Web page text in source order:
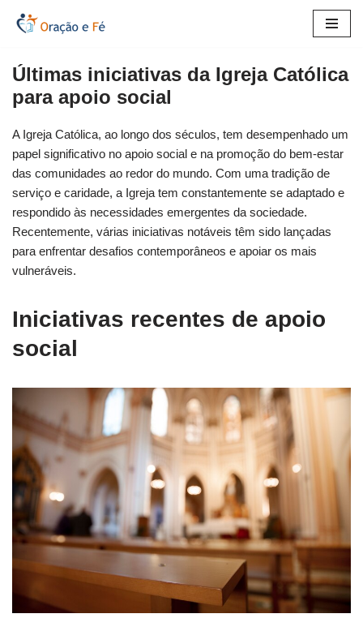
para
o
conteúdo
Últimas iniciativas da Igreja Católica
para apoio social
A Igreja Católica, ao longo dos séculos, tem desempenhado um
papel significativo no apoio social e na promoção do bem-estar
das comunidades ao redor do mundo. Com uma tradição de
serviço e caridade, a Igreja tem constantemente se adaptado e
respondido às necessidades emergentes da sociedade.
Recentemente, várias iniciativas notáveis têm sido lançadas
para enfrentar desafios contemporâneos e apoiar os mais
vulneráveis.
Iniciativas recentes de apoio
social